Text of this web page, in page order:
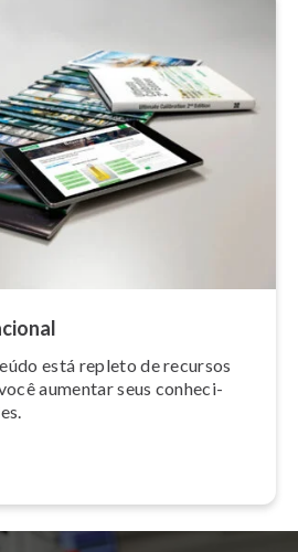
está repleto de recursos
aumentar seus co­nhe­ci­